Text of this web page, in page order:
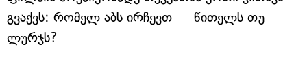
გვაქვს: რომელ აბს ირჩევთ — წითელს თუ
ლურჯს?